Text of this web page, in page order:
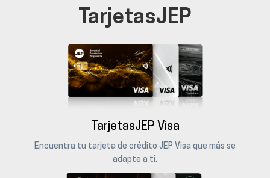
TarjetasJEP
TarjetasJEP Visa
Encuentra tu tarjeta de crédito JEP Visa que más se
adapte a ti.